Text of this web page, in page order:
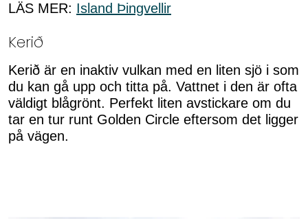
LÄS MER: Island Þingvellir
Kerið
Kerið är en inaktiv vulkan med en liten sjö i som
du kan gå upp och titta på. Vattnet i den är ofta
väldigt blågrönt. Perfekt liten avstickare om du
tar en tur runt Golden Circle eftersom det ligger
på vägen.